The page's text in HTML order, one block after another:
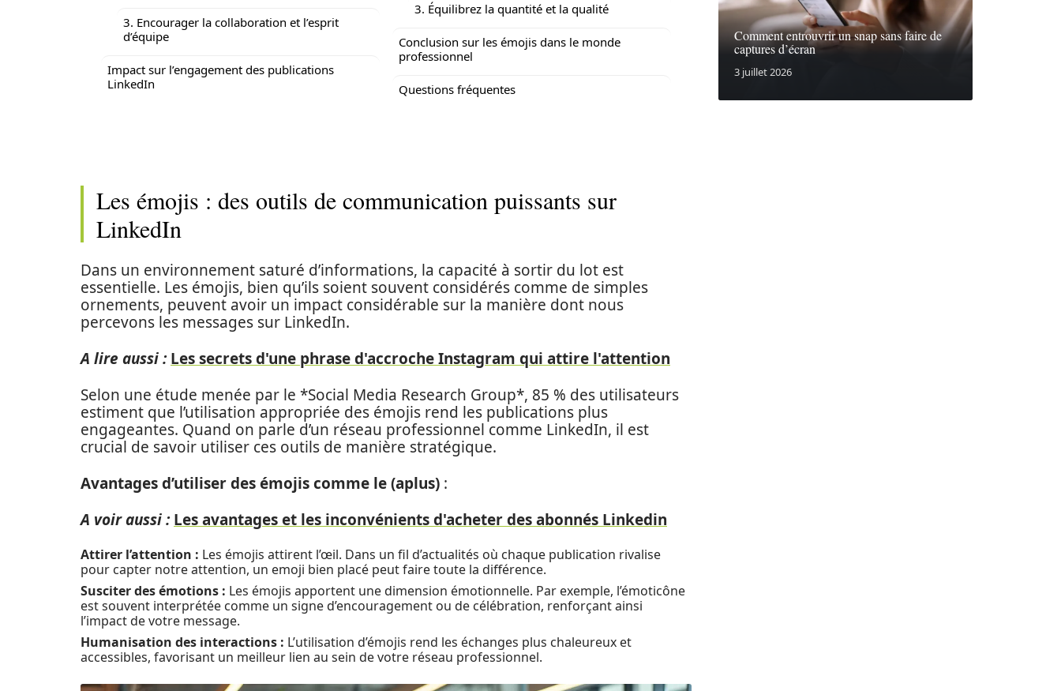
3. Encourager la collaboration et l’esprit
d’équipe
Impact sur l’engagement des publications
LinkedIn
3. Équilibrez la quantité et la qualité
Conclusion sur les émojis dans le monde
professionnel
Questions fréquentes
Les émojis : des outils de communication puissants sur
LinkedIn
Dans un environnement saturé d’informations, la capacité à sortir du lot est
essentielle. Les émojis, bien qu’ils soient souvent considérés comme de simples
ornements, peuvent avoir un impact considérable sur la manière dont nous
percevons les messages sur LinkedIn.
A lire aussi : Les secrets d'une phrase d'accroche Instagram qui attire l'attention
Selon une étude menée par le *Social Media Research Group*, 85 % des utilisateurs
estiment que l’utilisation appropriée des émojis rend les publications plus
engageantes. Quand on parle d’un réseau professionnel comme LinkedIn, il est
crucial de savoir utiliser ces outils de manière stratégique.
Avantages d’utiliser des émojis comme le (aplus) :
A voir aussi : Les avantages et les inconvénients d'acheter des abonnés Linkedin
Attirer l’attention : Les émojis attirent l’œil. Dans un fil d’actualités où chaque publication rivalise
pour capter notre attention, un emoji bien placé peut faire toute la différence.
Susciter des émotions : Les émojis apportent une dimension émotionnelle. Par exemple, l’émoticône
est souvent interprétée comme un signe d’encouragement ou de célébration, renforçant ainsi
l’impact de votre message.
Humanisation des interactions : L’utilisation d’émojis rend les échanges plus chaleureux et
accessibles, favorisant un meilleur lien au sein de votre réseau professionnel.
Comment entrouvrir un snap sans faire de
captures d’écran
3 juillet 2026